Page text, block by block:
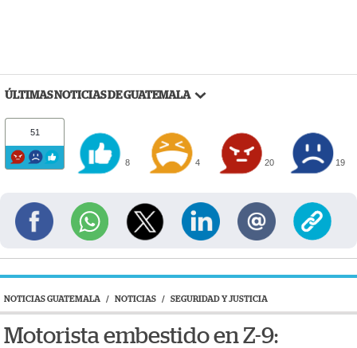
ÚLTIMAS NOTICIAS DE GUATEMALA
51
8 4 20 19
NOTICIAS GUATEMALA / NOTICIAS / SEGURIDAD Y JUSTICIA
Motorista embestido en Z-9: